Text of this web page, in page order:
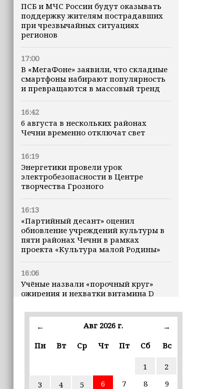
ПСБ и МЧС России будут оказывать
поддержку жителям пострадавших
при чрезвычайных ситуациях
регионов
17:00
В «МегаФоне» заявили, что складные
смартфоны набирают популярность
и превращаются в массовый тренд
16:42
6 августа в нескольких районах
Чечни временно отключат свет
16:19
Энергетики провели урок
электробезопасности в Центре
творчества Грозного
16:13
«Партийный десант» оценил
обновление учреждений культуры в
пяти районах Чечни в рамках
проекта «Культура малой Родины»
16:06
Учёные назвали «порочный круг»
ожирения и нехватки витамина D
16:00
В Чеченской Республике начинается
избирательные комиссии
← Авг 2026 г.
→
Пн
Вт Ср Чт Пт Сб Вс
1
2
3
4 5 6 7 8
9